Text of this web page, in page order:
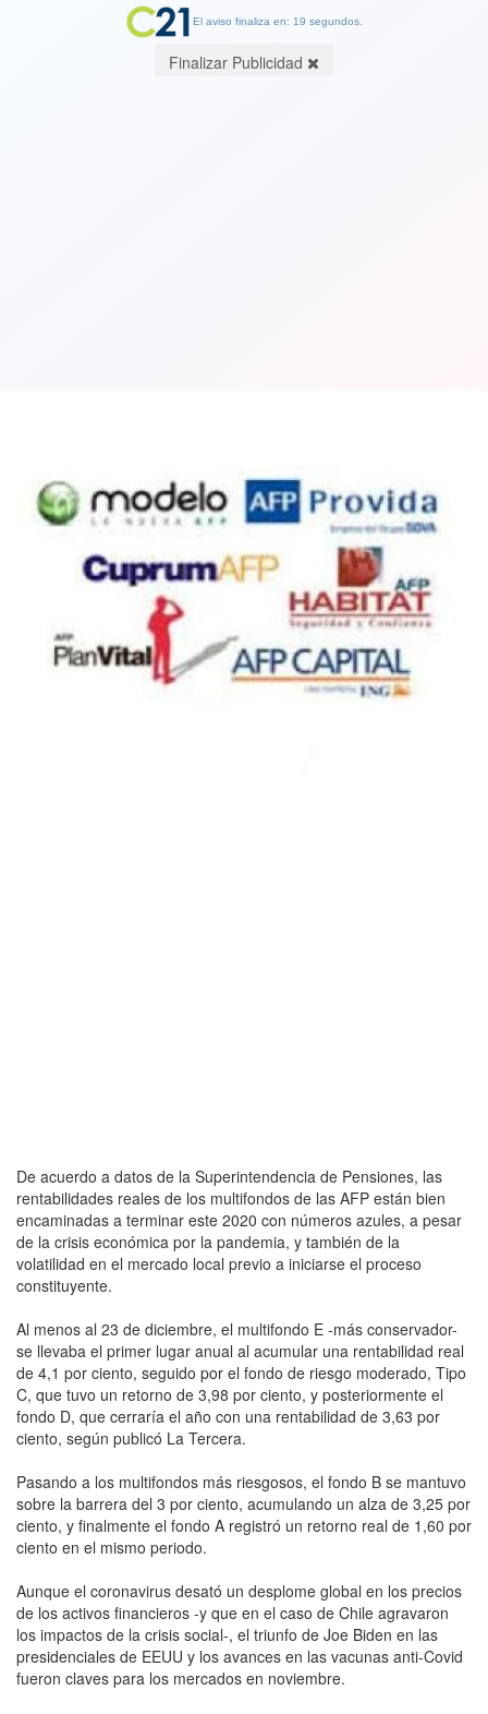
De acuerdo a datos de la Superintendencia de Pensiones, las
rentabilidades reales de los multifondos de las AFP están bien
encaminadas a terminar este 2020 con números azules, a pesar
de la crisis económica por la pandemia, y también de la
volatilidad en el mercado local previo a iniciarse el proceso
constituyente.
Al menos al 23 de diciembre, el multifondo E -más conservador-
se llevaba el primer lugar anual al acumular una rentabilidad real
de 4,1 por ciento, seguido por el fondo de riesgo moderado, Tipo
C, que tuvo un retorno de 3,98 por ciento, y posteriormente el
fondo D, que cerraría el año con una rentabilidad de 3,63 por
ciento, según publicó La Tercera.
Pasando a los multifondos más riesgosos, el fondo B se mantuvo
sobre la barrera del 3 por ciento, acumulando un alza de 3,25 por
ciento, y finalmente el fondo A registró un retorno real de 1,60 por
ciento en el mismo periodo.
Aunque el coronavirus desató un desplome global en los precios
de los activos financieros -y que en el caso de Chile agravaron
los impactos de la crisis social-, el triunfo de Joe Biden en las
presidenciales de EEUU y los avances en las vacunas anti-Covid
fueron claves para los mercados en noviembre.
El aviso finaliza en: 19 segundos.
Finalizar Publicidad